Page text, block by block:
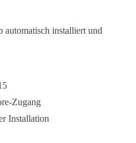
installiert und
Zugang
Installation